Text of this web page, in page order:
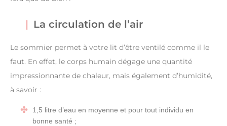
La circulation de l’air
Le sommier permet à votre lit d’être ventilé comme il le
faut. En effet, le corps humain dégage une quantité
impressionnante de chaleur, mais également d’humidité,
à savoir :
1,5 litre d’eau en moyenne et pour tout individu en
bonne santé ;